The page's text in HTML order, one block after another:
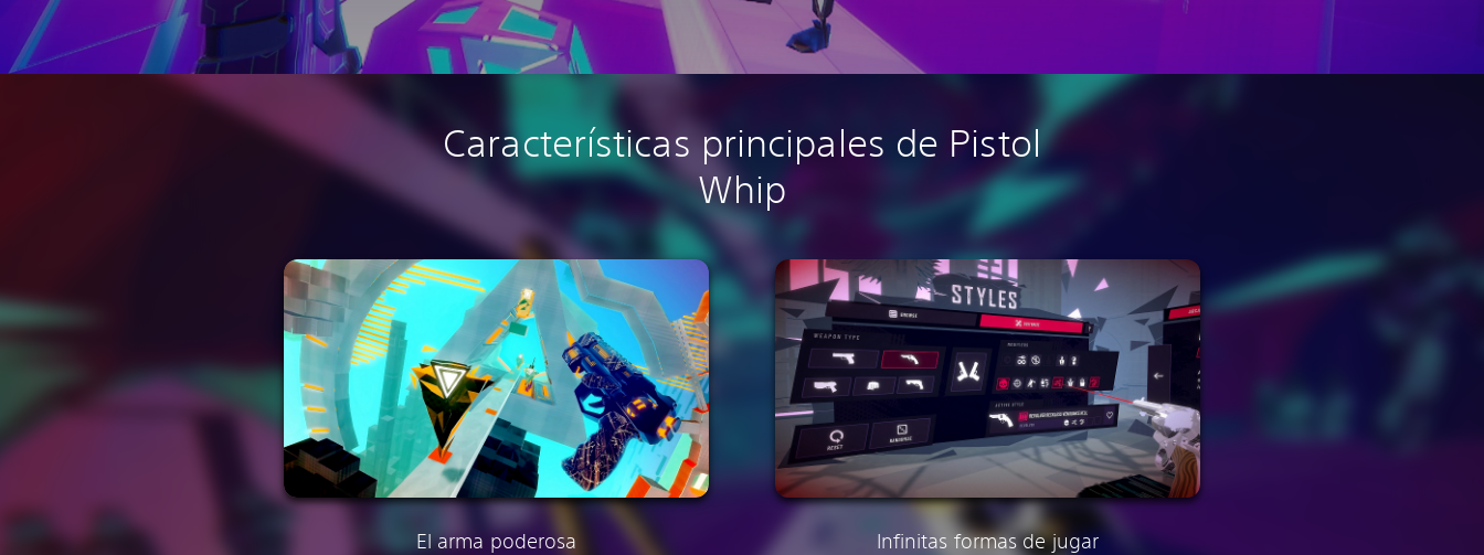
Características principales de Pistol
Whip
El arma poderosa Infinitas formas de jugar